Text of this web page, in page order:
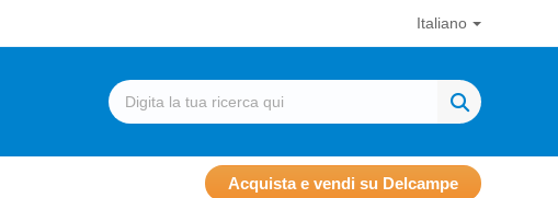
Italiano
Acquista e vendi su Delcampe